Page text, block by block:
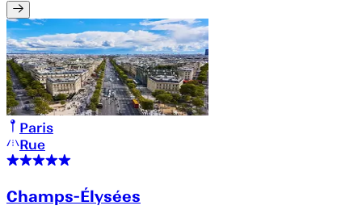
Paris
Rue
Champs-Élysées